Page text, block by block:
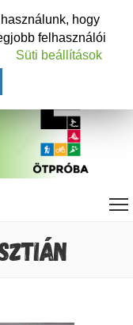
hogy
felhasználói
Süti beállítások